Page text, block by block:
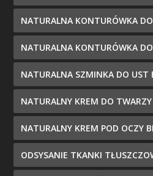
NATURALNA KONTURÓWKA
NATURALNA KONTURÓWKA
NATURALNA SZMINKA DO UST
NATURALNY KREM DO
NATURALNY KREM POD OCZY
ODSYSANIE TKANKI